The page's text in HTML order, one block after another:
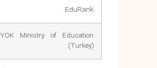
EduRank
YOK Ministry of Education
(Turkey)